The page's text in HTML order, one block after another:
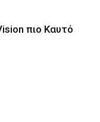
πιο Καυτό